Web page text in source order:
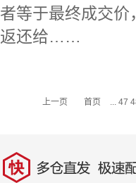
者等于最终成交
返还给……
上一页 首页 ... 47
快 多仓直发，极速配